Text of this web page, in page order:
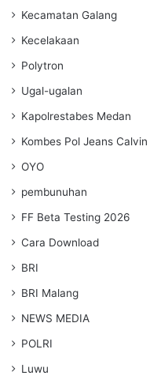
Kecamatan Galang
Kecelakaan
Polytron
Ugal-ugalan
Kapolrestabes Medan
Kombes Pol Jeans
OYO
pembunuhan
FF Beta Testing 2026
Cara Download
BRI
BRI Malang
NEWS MEDIA
POLRI
Luwu